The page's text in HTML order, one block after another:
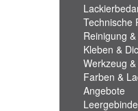
Technische
Reinigung
Kleben &
Werkzeug
Farben &
Angebote
Leergebinde